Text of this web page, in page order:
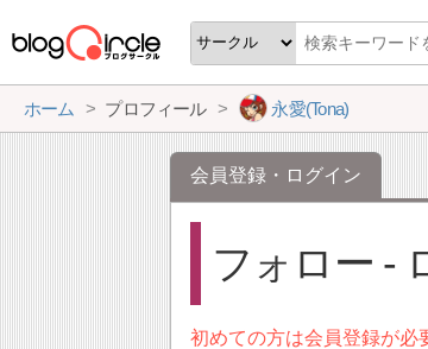
ホーム プロフィール 永愛(Tona)
会員登録・ログイン
フォロー -
初めての方は会員登録が必